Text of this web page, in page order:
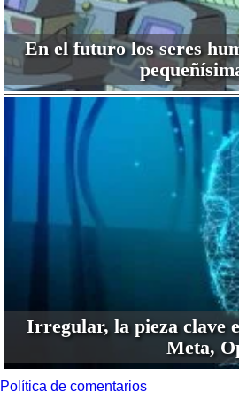
En el futuro los seres
Irregular, la pieza clave
Meta,
Política de comentarios